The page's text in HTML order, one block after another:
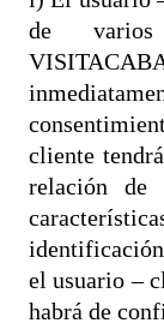
de
cliente
relación de
el usuario –
habrá de